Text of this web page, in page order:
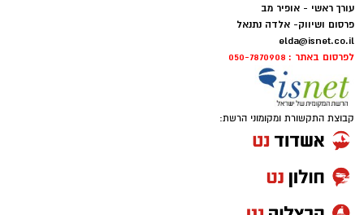
עורך ראשי - אופיר מב
פרסום ושיווק- אלדה נתנאל
elda@isnet.co.il
לפרסום באתר : 050-7870908
קבוצת התקשורת ומקומוני הרשת: